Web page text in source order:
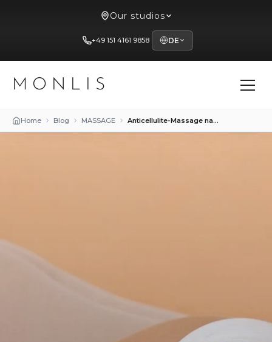
Our studios
+49 151 4161 9858 DE
MONLIS
Home Blog MASSAGE Anticellulite-Massage nach 40: Besonderheiten und Vorteile